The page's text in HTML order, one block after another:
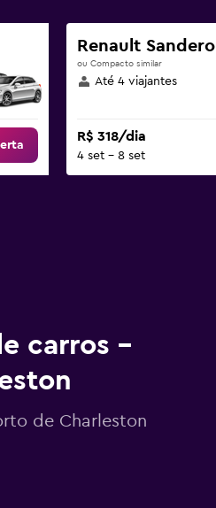
Renault Sandero
ou Compacto similar
Até 4 viajantes
R$ 318/dia
4 set - 8 set
carros –
de Charleston